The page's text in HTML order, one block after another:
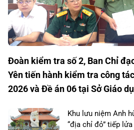
Đoàn kiểm tra số 2, Ban Chỉ
Yên tiến hành kiểm tra công
2026 và Đề án 06 tại Sở Giáo
Khu lưu niệm Anh
“địa chỉ đỏ” tiếp